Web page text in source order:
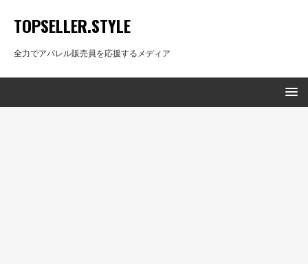
TOPSELLER.STYLE
全力でアパレル販売員を応援するメディア